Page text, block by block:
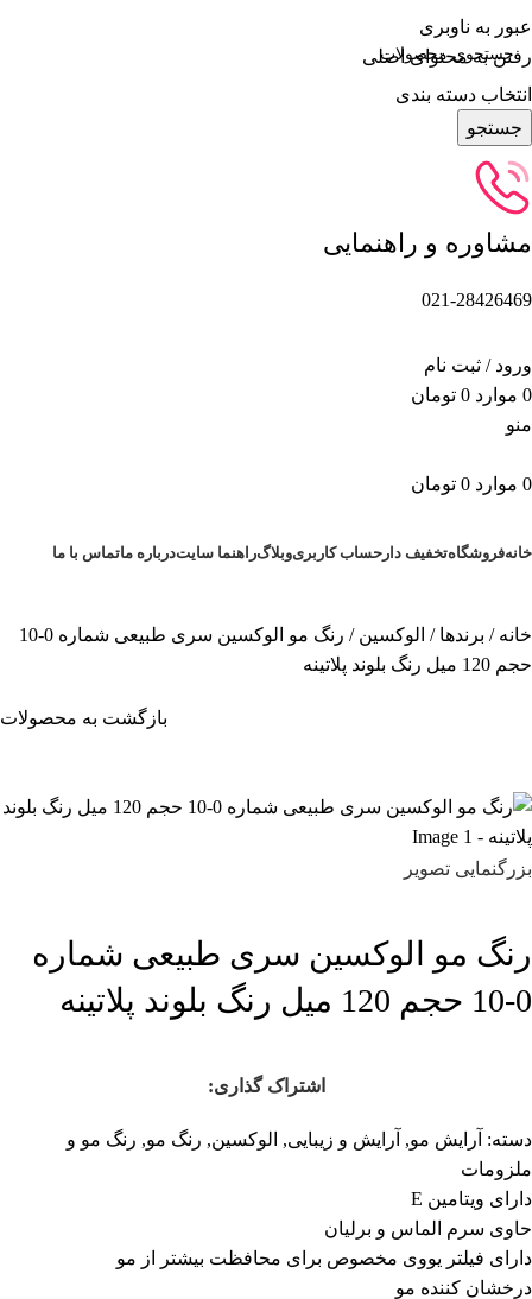
عبور به ناوبری
رفتن به محتوای اصلی
انتخاب دسته بندی
جستجو
مشاوره و راهنمایی
021-28426469
ورود / ثبت نام
0 موارد 0 تومان
منو
0 موارد 0 تومان
خانهفروشگاهتخفیف دار حساب کاربریوبلاگراهنما سایتدرباره ماتماس با ما
خانه برندها الوکسین
رنگ مو الوکسین سری طبیعی شماره 0-10
حجم 120 میل رنگ بلوند پلاتینه
بازگشت به محصولات
بزرگنمایی تصویر
رنگ مو الوکسین سری طبیعی شماره
0-10 حجم 120 میل رنگ بلوند پلاتینه
اشتراک گذاری:
دسته: آرایش مو, آرایش و زیبایی, الوکسین, رنگ مو, رنگ مو و
ملزومات
دارای ویتامین E
حاوی سرم الماس و برلیان
دارای فیلتر یووی مخصوص برای محافظت بیشتر از مو
درخشان کننده مو